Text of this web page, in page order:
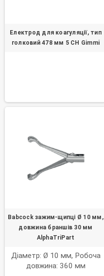
Електрод для коагуляції, тип
голковий 478 мм 5 CH Gimmi
Babcock зажим-щипці Ø 10 мм,
довжина браншів 30 мм
AlphaTriPart
Діаметр: Ø 10 мм, Робоча
довжина: 360 мм